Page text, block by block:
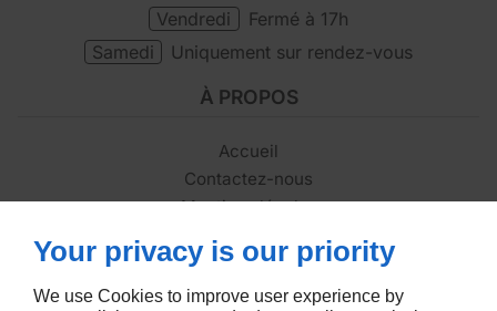
Vendredi
Fermé à 17h
Samedi
Uniquement sur rendez-vous
À PROPOS
Accueil
Contactez-nous
Mentions légales
Your privacy is our priority
We use Cookies to improve user experience by